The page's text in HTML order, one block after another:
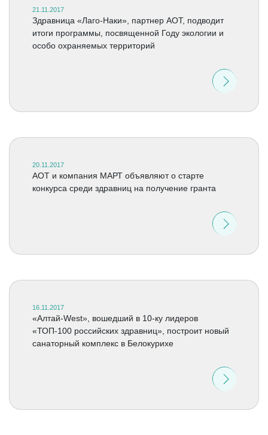
21.11.2017
Здравница «Лаго-Наки», партнер АОТ, подводит
итоги программы, посвященной Году экологии и
особо охраняемых территорий
20.11.2017
АОТ и компания МАРТ объявляют о старте
конкурса среди здравниц на получение гранта
16.11.2017
«Алтай-West», вошедший в 10-ку лидеров
«ТОП-100 российских здравниц», построит новый
санаторный комплекс в Белокурихе